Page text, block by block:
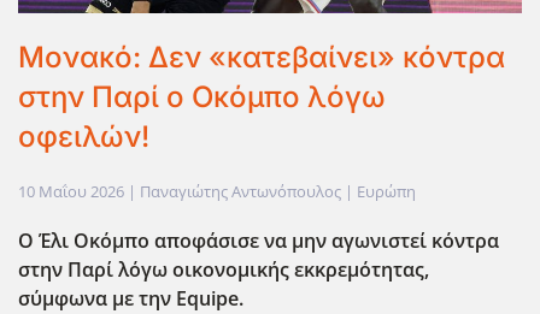
Μονακό: Δεν «κατεβαίνει» κόντρα
στην Παρί ο Οκόμπο λόγω
οφειλών!
10 Μαΐου 2026 | Παναγιώτης Αντωνόπουλος | Ευρώπη
Ο Έλι Οκόμπο αποφάσισε να μην αγωνιστεί κόντρα
στην Παρί λόγω οικονομικής εκκρεμότητας,
σύμφωνα με την Equipe.